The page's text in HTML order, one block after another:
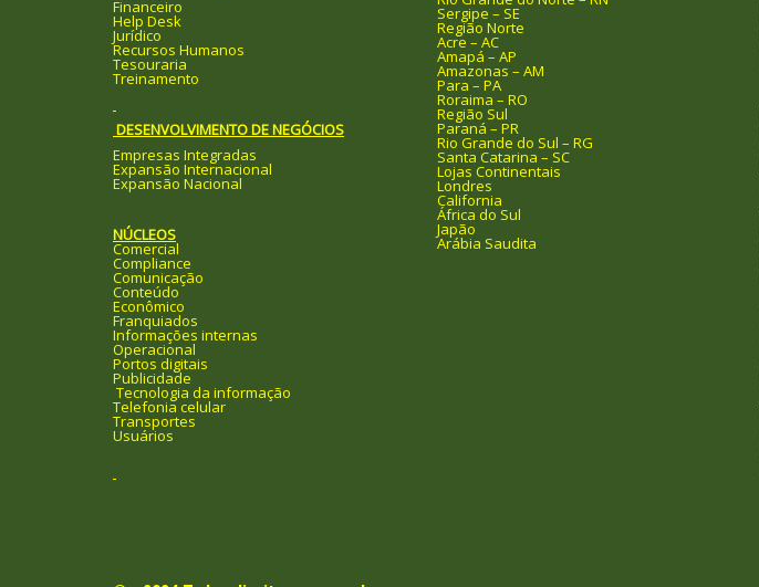
Financeiro
Help Desk
Jurídico
Recursos Humanos
Tesouraria
Treinamento
DESENVOLVIMENTO DE NEGÓCIOS
Empresas Integradas
Expansão Internacional
Expansão Nacional
NÚCLEOS
Comercial
Compliance
Comunicação
Conteúdo
Econômico
Franquiados
Informações internas
Operacional
Portos digitais
Publicidade
Tecnologia da informação
Telefonia celular
Transportes
Usuários
Sergipe – SE
Região Norte
Acre – AC
Amapá – AP
Amazonas – AM
Para – PA
Roraima – RO
Região Sul
Paraná – PR
Rio Grande do Sul – RG
Santa Catarina – SC
Lojas Continentais
Londres
California
África do Sul
Japão
Arábia Saudita